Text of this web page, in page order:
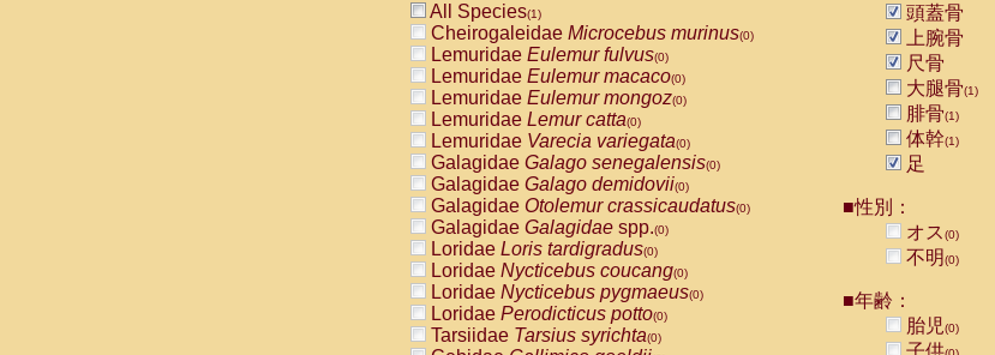
All Species(1)
Cheirogaleidae Microcebus murinus(0)
Lemuridae Eulemur fulvus(0)
Lemuridae Eulemur macaco(0)
Lemuridae Eulemur mongoz(0)
Lemuridae Lemur catta(0)
Lemuridae Varecia variegata(0)
Galagidae Galago senegalensis(0)
Galagidae Galago demidovii(0)
Galagidae Otolemur crassicaudatus(0)
Galagidae Galagidae spp.(0)
Loridae Loris tardigradus(0)
Loridae Nycticebus coucang(0)
Loridae Nycticebus pygmaeus(0)
Loridae Perodicticus potto(0)
Tarsiidae Tarsius syrichta(0)
頭蓋骨
上腕骨
尺骨
大腿骨(1)
腓骨(1)
体幹(1)
足
■性別：
オス(0)
不明(0)
■年齢：
胎児(0)
子供